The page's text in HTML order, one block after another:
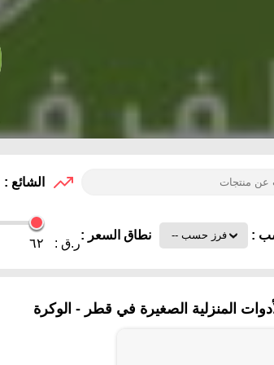
الشائع :
: نطاق السعر :
ر.ق : ٦٢
المنزلية الصغيرة في قطر - الوكرة